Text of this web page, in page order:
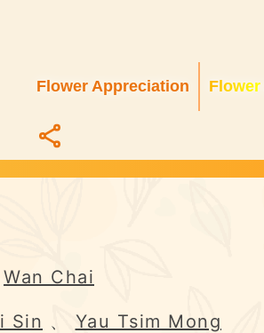
Flower Appreciation
Wan Chai
Sin 、 Yau Tsim Mong